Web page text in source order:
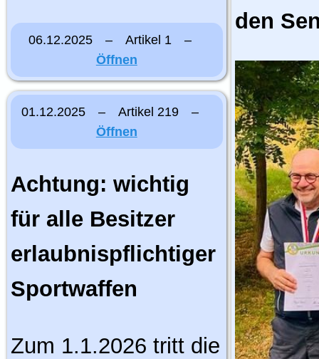
06.12.2025 – Artikel 1 –
Öffnen
01.12.2025 – Artikel 219 –
Öffnen
Achtung: wichtig
für alle Besitzer
erlaubnispflichtiger
Sportwaffen
Zum 1.1.2026 tritt die
den